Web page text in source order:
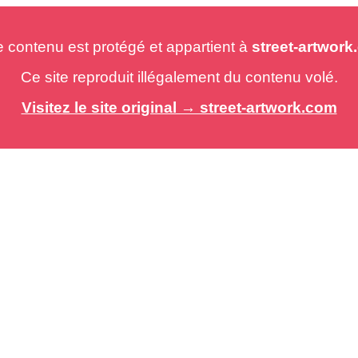
est protégé et appartient à street-
Ce site reproduit illégalement du contenu volé.
Visitez le site original → street-artwork.com